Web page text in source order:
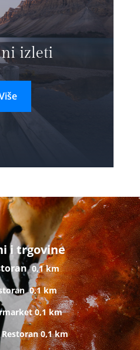
izleti
i trgovine
0,1 km
0,1 km
0,1 km
Restoran0,1 km